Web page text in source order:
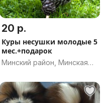
20 р.
Куры несушки молодые 5
мес.+подарок
Минский район, Минская